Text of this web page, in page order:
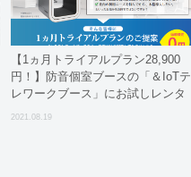
【1ヵ月トライアルプラン28,900
円！】防音個室ブースの「＆IoTテ
レワークブース」にお試しレンタ
ルプランも追加されて、さらに導
2021.08.19